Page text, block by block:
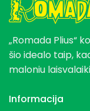
„Romada Plius“
šio idealo taip,
maloniu
Informacija